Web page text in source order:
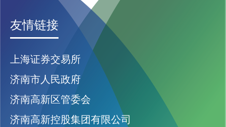
友情链接
上海证券交易所
济南市人民政府
济南高新区管委会
济南高新控股集团有限公司